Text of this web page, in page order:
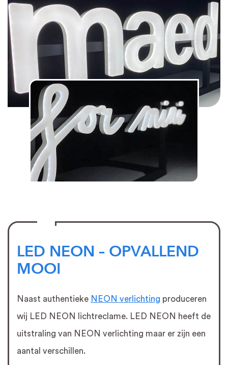
LED NEON – OPVALLEND
MOOI
Naast authentieke NEON verlichting produceren
wij LED NEON lichtreclame. LED NEON heeft de
uitstraling van NEON verlichting maar er zijn een
aantal verschillen.